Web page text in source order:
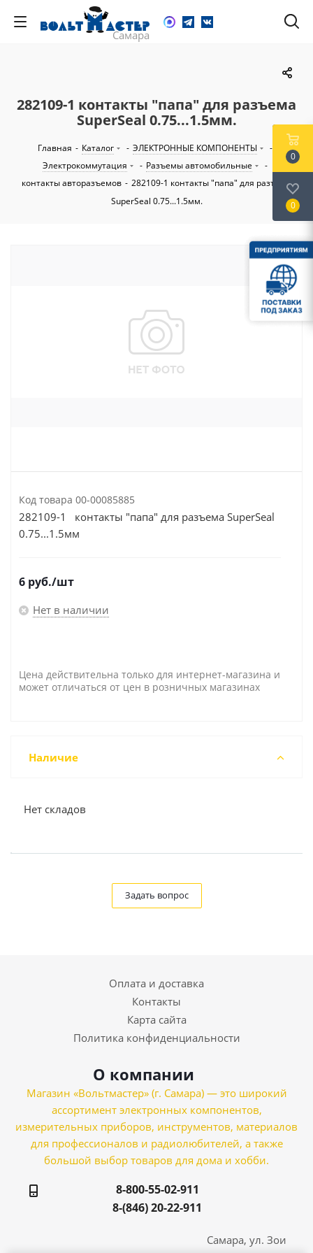
282109-1 контакты "папа" для разъема
SuperSeal 0.75...1.5мм.
Главная - Каталог - ЭЛЕКТРОННЫЕ КОМПОНЕНТЫ
-
Электрокоммутация
- Разъемы автомобильные
-
контакты авторазъемов - 282109-1 контакты "папа" для разъема
SuperSeal 0.75...1.5мм.
Код товара 00-00085885
282109-1 контакты "папа" для разъема SuperSeal
0.75...1.5мм
6 руб./шт
Нет в наличии
Цена действительна только для интернет-магазина и
может отличаться от цен в розничных магазинах
Наличие
Нет складов
Задать вопрос
Оплата и доставка
Контакты
Карта сайта
Политика конфиденциальности
О компании
Магазин «Вольтмастер» (г. Самара) — это широкий
ассортимент электронных компонентов,
измерительных приборов, инструментов, материалов
для профессионалов и радиолюбителей, а также
большой выбор товаров для дома и хобби.
8-800-55-02-911
8-(846) 20-22-911
Самара, ул. Зои
0
0